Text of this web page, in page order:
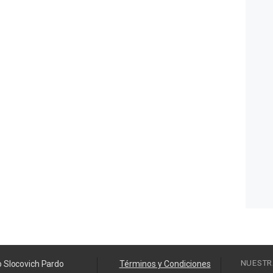
Slocovich Pardo Términos y Condiciones